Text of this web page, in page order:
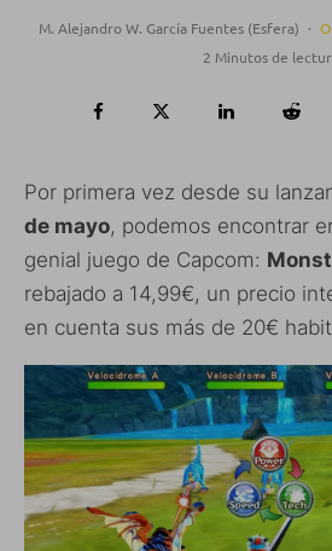
M. Alejandro W. García Fuentes (Esfera) ·
2 Minutos de
Por primera vez desde su
de mayo, podemos encontrar
genial juego de Capcom:
rebajado a 14,99€, un precio
en cuenta sus más de 20€